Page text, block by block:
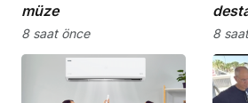
müze
8 saat önce 8